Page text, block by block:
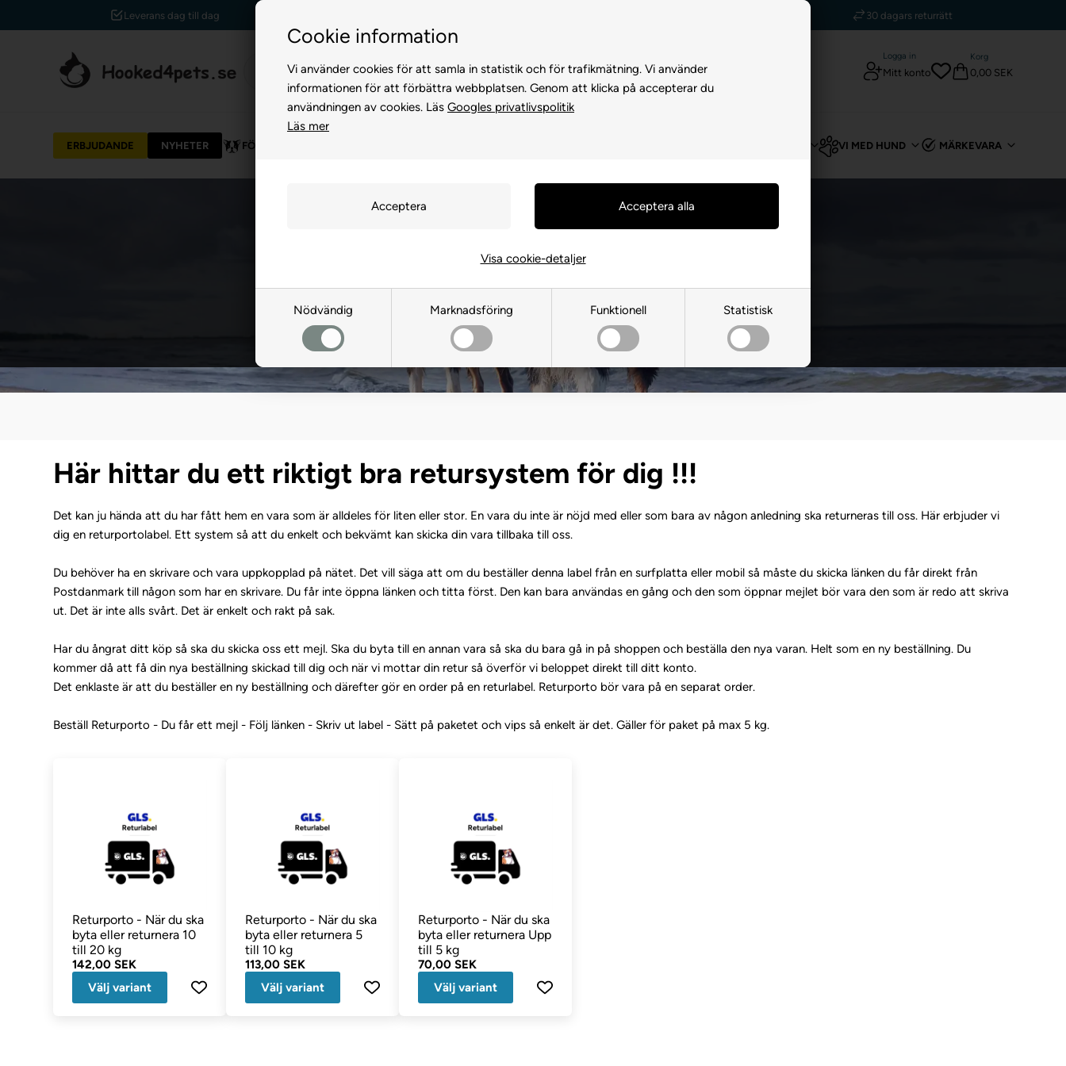
Cookie information
Vi använder cookies för att samla in statistik och för trafikmätning. Vi använder
informationen för att förbättra webbplatsen. Genom att klicka på accepterar du
användningen av cookies. Läs Googles privatlivspolitik
Läs mer
Nödvändig Marknadsföring Funktionell Statistisk
Visa cookie-detaljer
Leverans dag till dag 30 dagars returrätt
Logga in
Mitt konto
Korg
0,00 SEK
ERBJUDANDE NYHETER FÖR HUND VI MED HUND MÄRKEVARA
Här hittar du ett riktigt bra retursystem för dig !!!
Det kan ju hända att du har fått hem en vara som är alldeles för liten eller stor. En vara du inte är nöjd med eller som bara av någon anledning ska returneras till oss. Här erbjuder vi
dig en returportolabel. Ett system så att du enkelt och bekvämt kan skicka din vara tillbaka till oss.
Du behöver ha en skrivare och vara uppkopplad på nätet. Det vill säga att om du beställer denna label från en surfplatta eller mobil så måste du skicka länken du får direkt från
Postdanmark till någon som har en skrivare. Du får inte öppna länken och titta först. Den kan bara användas en gång och den som öppnar mejlet bör vara den som är redo att skriva
ut. Det är inte alls svårt. Det är enkelt och rakt på sak.
Har du ångrat ditt köp så ska du skicka oss ett mejl. Ska du byta till en annan vara så ska du bara gå in på shoppen och beställa den nya varan. Helt som en ny beställning. Du
kommer då att få din nya beställning skickad till dig och när vi mottar din retur så överför vi beloppet direkt till ditt konto.
Det enklaste är att du beställer en ny beställning och därefter gör en order på en returlabel. Returporto bör vara på en separat order.
Beställ Returporto - Du får ett mejl - Följ länken - Skriv ut label - Sätt på paketet och vips så enkelt är det. Gäller för paket på max 5 kg.
Returporto - När du ska
byta eller returnera 10
till 20 kg
142,00 SEK
Välj variant
Returporto - När du ska
byta eller returnera 5
till 10 kg
113,00 SEK
Välj variant
Returporto - När du ska
byta eller returnera Upp
till 5 kg
70,00 SEK
Välj variant